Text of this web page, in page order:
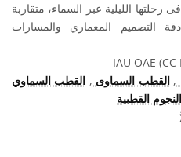
الليلية عبر السماء، متقاربة
التصميم المعماري والمسارات
,القطب السماوى , القطب السماوي
النجوم القطبية